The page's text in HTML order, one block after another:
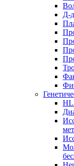
Д-